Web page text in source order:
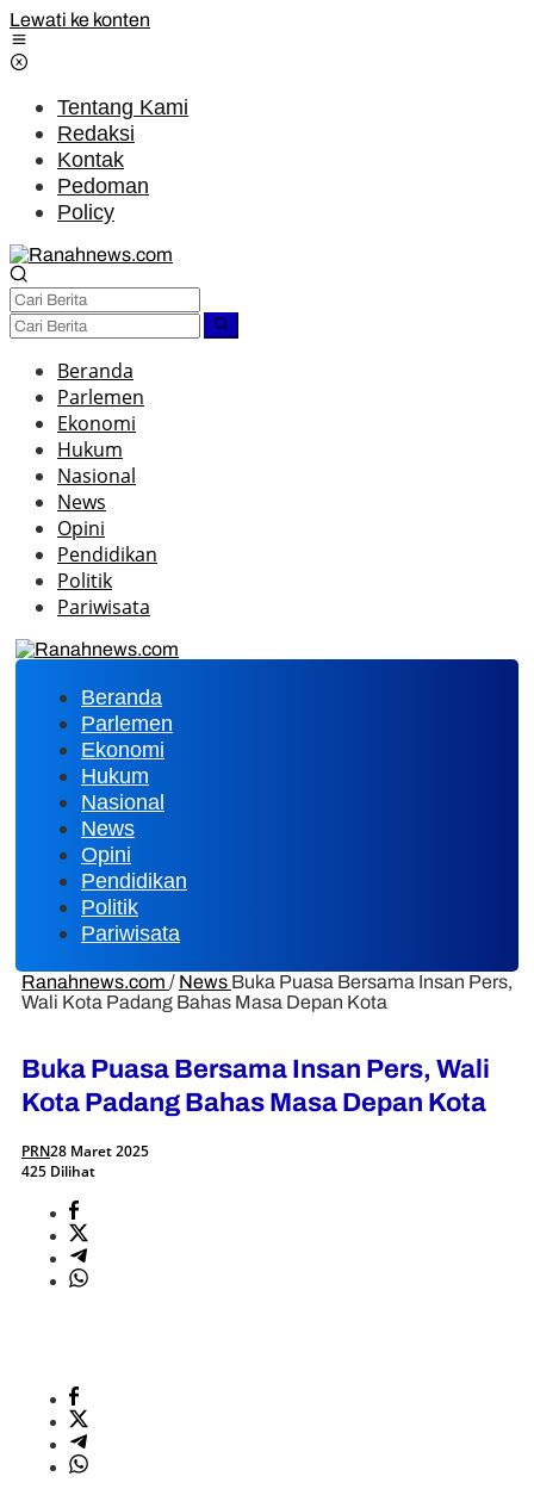
Lewati ke konten
Tentang Kami
Redaksi
Kontak
Pedoman
Policy
Beranda
Parlemen
Ekonomi
Hukum
Nasional
News
Opini
Pendidikan
Politik
Pariwisata
Beranda
Parlemen
Ekonomi
Hukum
Nasional
News
Opini
Pendidikan
Politik
Pariwisata
Ranahnews.com / News Buka Puasa Bersama Insan Pers,
Wali Kota Padang Bahas Masa Depan Kota
Buka Puasa Bersama Insan Pers, Wali
Kota Padang Bahas Masa Depan Kota
PRN28 Maret 2025
425 Dilihat